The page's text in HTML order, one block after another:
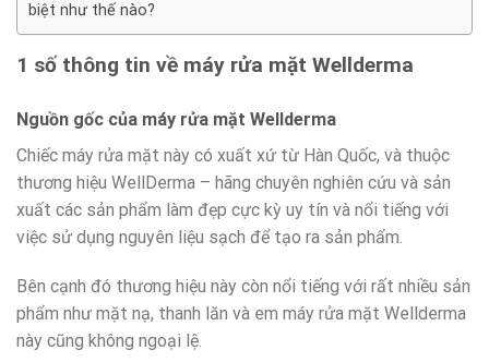
biệt như thế nào?
1 số thông tin về máy rửa mặt Wellderma
Nguồn gốc của máy rửa mặt Wellderma
Chiếc máy rửa mặt này có xuất xứ từ Hàn Quốc, và thuộc
thương hiệu WellDerma – hãng chuyên nghiên cứu và sản
xuất các sản phẩm làm đẹp cực kỳ uy tín và nổi tiếng với
việc sử dụng nguyên liệu sạch để tạo ra sản phẩm.
Bên cạnh đó thương hiệu này còn nổi tiếng với rất nhiều sản
phẩm như mặt nạ, thanh lăn và em máy rửa mặt Wellderma
này cũng không ngoại lệ.